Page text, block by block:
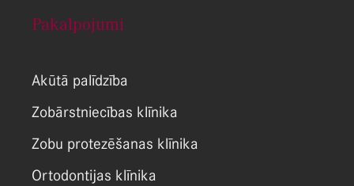
Pakalpojumi
Akūtā palīdzība
Zobārstniecības klīnika
Zobu protezēšanas klīnika
Ortodontijas klīnika